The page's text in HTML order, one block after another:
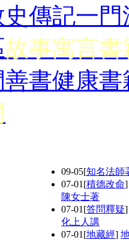
史傳記一門
故事寓言書
善書健康書
09-05[知名法師
07-01 [積德改命
陳女士著
07-01 [答問釋疑
化上人講
07-01 [地藏經]